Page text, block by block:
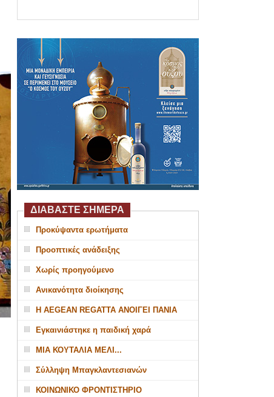
ΔΙΑΒΑΣΤΕ ΣΗΜΕΡΑ
Προκύψαντα ερωτήματα
Προοπτικές ανάδειξης
Χωρίς προηγούμενο
Ανικανότητα διοίκησης
Η AEGEAN REGATTA ΑΝΟΙΓΕΙ ΠΑΝΙΑ
Εγκαινιάστηκε η παιδική χαρά
ΜΙΑ ΚΟΥΤΑΛΙΑ ΜΕΛΙ...
Σύλληψη Μπαγκλαντεσιανών
ΚΟΙΝΩΝΙΚΟ ΦΡΟΝΤΙΣΤΗΡΙΟ